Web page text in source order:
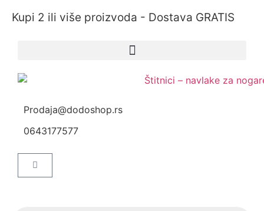
Kupi 2 ili više proizvoda - Dostava GRATIS
Prodaja@dodoshop.rs
0643177577